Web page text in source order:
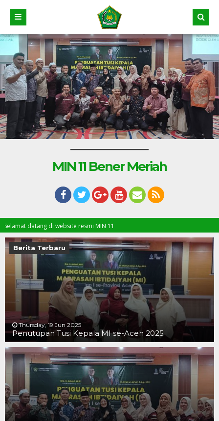
MIN 11 Bener Meriah
datang di website resmi MIN 11
Berita Terbaru
Thursday, 19 Jun 2025
Penutupan Tusi Kepala MI se-Aceh 2025
19 JUN 2025
19 JUN 2025
16 JUN 2025